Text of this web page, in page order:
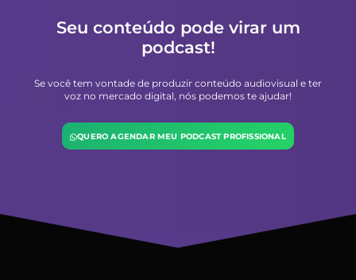
Seu conteúdo pode virar um
podcast!
Se você tem vontade de produzir conteúdo audiovisual e ter
voz no mercado digital, nós podemos te ajudar!
QUERO AGENDAR MEU PODCAST PROFISSIONAL